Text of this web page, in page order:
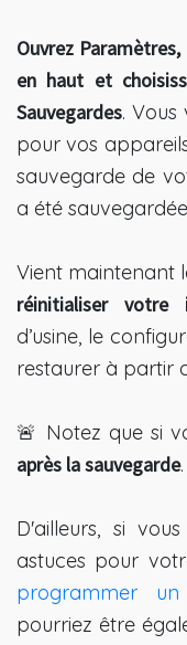
Ouvrez
en haut et
Sauvegardes. Vous
pour vos
sauvegarde de
a été
Vient maintenant
réinitialiser votre
d’usine, le
restaurer à partir
🚨 Notez que si
après la sauvegarde.
D'ailleurs, si
astuces pour
programmer
pourriez être